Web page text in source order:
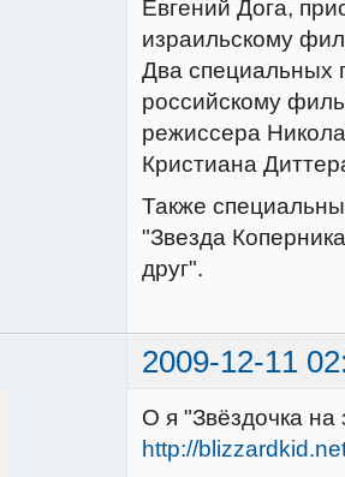
Евгений Дога,
израильскому
Два специальных
российскому
режиссера
Кристиана
Также
"Звезда
друг".
2009-12-11
О я "Звёздочка
http://